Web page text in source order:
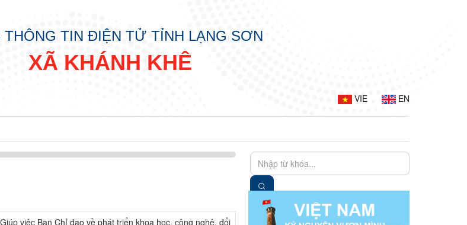
THÔNG TIN ĐIỆN TỬ TỈNH LẠNG SƠN
XÃ KHÁNH KHÊ
VIE EN
việc Ban Chỉ đạo về phát triển khoa học, công nghệ, đổi